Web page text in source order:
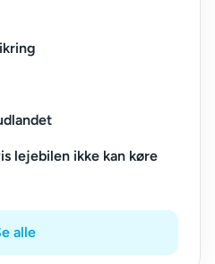
lejebilen ikke kan køre
alle